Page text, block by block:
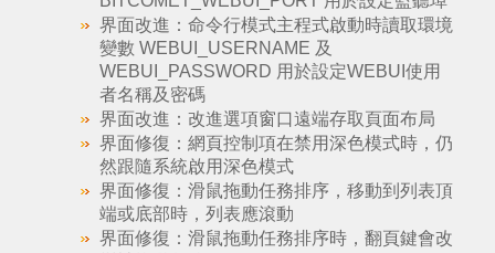
界面改進：命令行模式主程式啟動時讀取環境
變數 WEBUI_USERNAME 及
WEBUI_PASSWORD 用於設定WEBUI使用
者名稱及密碼
界面改進：改進選項窗口遠端存取頁面布局
界面修復：網頁控制項在禁用深色模式時，仍
然跟隨系統啟用深色模式
界面修復：滑鼠拖動任務排序，移動到列表頂
端或底部時，列表應滾動
界面修復：滑鼠拖動任務排序時，翻頁鍵會改